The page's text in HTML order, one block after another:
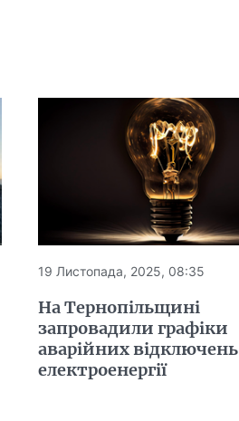
19 Листопада, 2025, 08:35
На Тернопільщині
запровадили графіки
аварійних відключень
електроенергії